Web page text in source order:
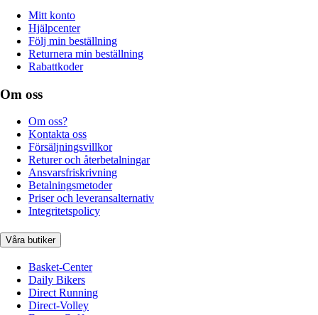
Mitt konto
Hjälpcenter
Följ min beställning
Returnera min beställning
Rabattkoder
Om oss
Om oss?
Kontakta oss
Försäljningsvillkor
Returer och återbetalningar
Ansvarsfriskrivning
Betalningsmetoder
Priser och leveransalternativ
Integritetspolicy
Våra butiker
Basket-Center
Daily Bikers
Direct Running
Direct-Volley